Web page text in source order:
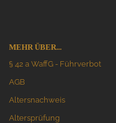
MEHR ÜBER...
§ 42 a WaffG - Führverbot
AGB
Altersnachweis
Altersprüfung